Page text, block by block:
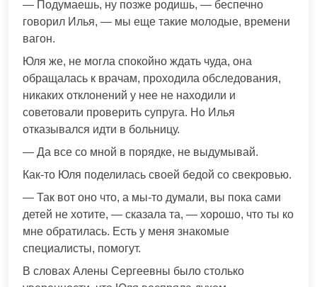
— Подумаешь, ну позже родишь, — беспечно
говорил Илья, — мы еще такие молодые, времени
вагон.
Юля же, не могла спокойно ждать чуда, она
обращалась к врачам, проходила обследования,
никаких отклонений у нее не находили и
советовали проверить супруга. Но Илья
отказывался идти в больницу.
— Да все со мной в порядке, не выдумывай.
Как-то Юля поделилась своей бедой со свекровью.
— Так вот оно что, а мы-то думали, вы пока сами
детей не хотите, — сказала та, — хорошо, что ты ко
мне обратилась. Есть у меня знакомые
специалисты, помогут.
В словах Алены Сергеевны было столько